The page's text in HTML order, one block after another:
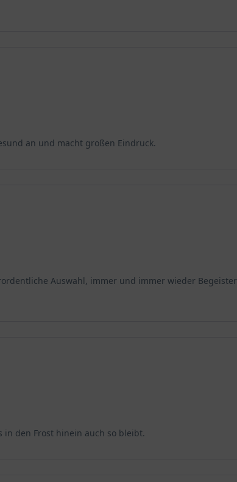
an und macht großen Eindruck.
Auswahl, immer und immer wieder
in den Frost hinein auch so bleibt.